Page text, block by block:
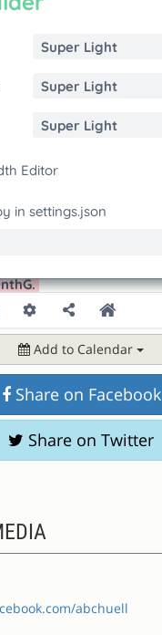
Add to Calendar
Share on Facebook
Share on Twitter
abchuell